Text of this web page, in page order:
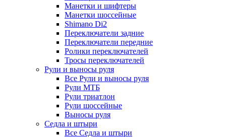
Манетки и шифтеры
Манетки шоссейные
Shimano Di2
Переключатели задние
Переключатели передние
Ролики переключателей
Тросы переключателей
Рули и выносы руля
Все Рули и выносы руля
Рули МТБ
Рули триатлон
Рули шоссейные
Выносы руля
Седла и штыри
Все Седла и штыри